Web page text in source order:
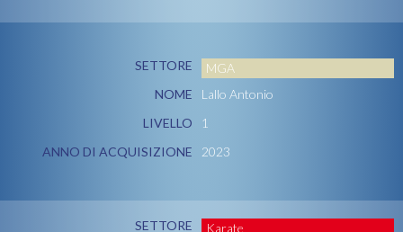
SETTORE
MGA
NOME
Lallo Antonio
LIVELLO
1
ANNO DI ACQUISIZIONE
2023
SETTORE Karate